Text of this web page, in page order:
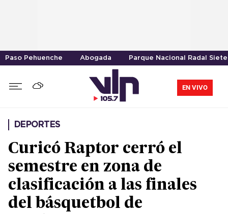
Paso Pehuenche Abogada Parque Nacional Radal Siete
EN VIVO
DEPORTES
Curicó Raptor cerró el
semestre en zona de
clasificación a las finales
del básquetbol de